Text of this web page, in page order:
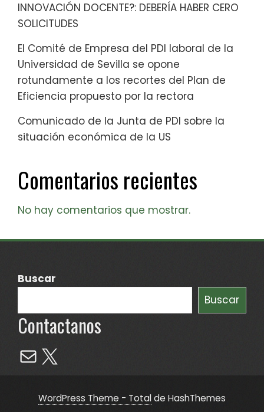
INNOVACIÓN DOCENTE?: DEBERÍA HABER CERO
SOLICITUDES
El Comité de Empresa del PDI laboral de la
Universidad de Sevilla se opone
rotundamente a los recortes del Plan de
Eficiencia propuesto por la rectora
Comunicado de la Junta de PDI sobre la
situación económica de la US
Comentarios recientes
No hay comentarios que mostrar.
Buscar
Buscar
Contactanos
Mail
X
WordPress Theme - Totalde HashThemes